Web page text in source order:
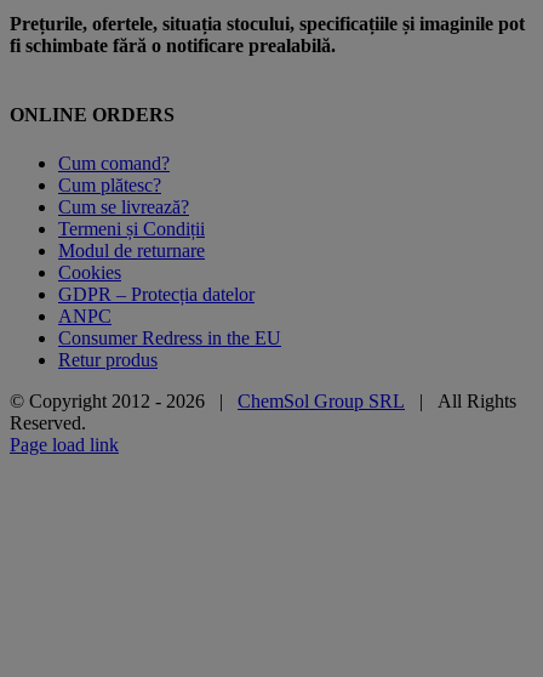
Prețurile, ofertele, situația stocului, specificațiile și imaginile pot
fi schimbate fără o notificare prealabilă.
ONLINE ORDERS
Cum comand?
Cum plătesc?
Cum se livrează?
Termeni și Condiții
Modul de returnare
Cookies
GDPR – Protecția datelor
ANPC
Consumer Redress in the EU
Retur produs
© Copyright 2012 - 2026 | ChemSol Group SRL | All Rights
Reserved.
Page load link